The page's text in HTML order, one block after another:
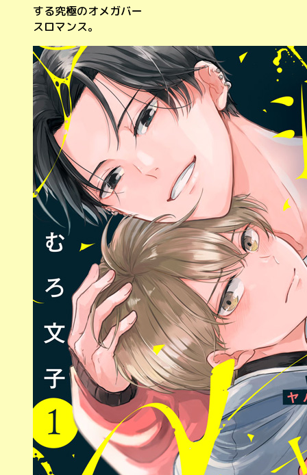
する究極のオメガバー
スロマンス。